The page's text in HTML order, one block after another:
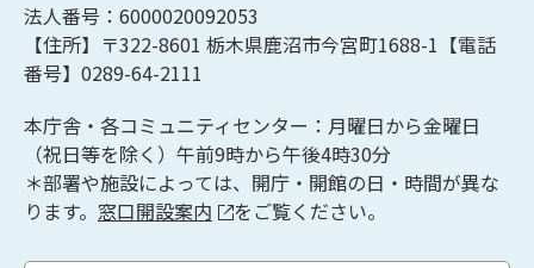
法人番号：6000020092053
【住所】〒322-8601 栃木県鹿沼市今宮町1688-1【電話
番号】0289-64-2111
本庁舎・各コミュニティセンター：月曜日から金曜日
（祝日等を除く）午前9時から午後4時30分
＊部署や施設によっては、開庁・開館の日・時間が異な
ります。 窓口開設案内 をご覧ください。